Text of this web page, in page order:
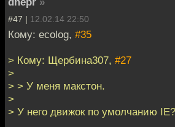
#47 | 12.02.14 22:50
Кому: ecolog, #35
> Кому: Щербина307, #27
>
> > У меня макстон.
>
> У него движок по умолчанию IE?